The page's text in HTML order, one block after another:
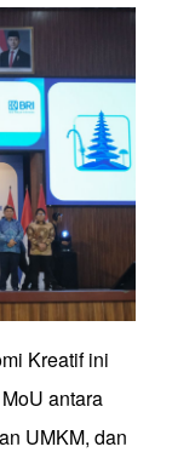
Kreatif ini
antara
UMKM, dan